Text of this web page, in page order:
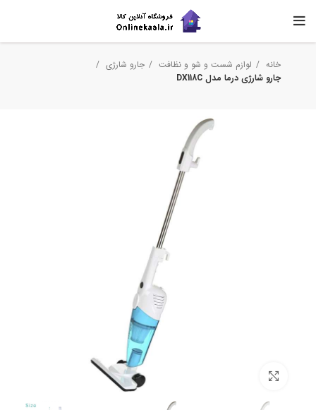
خانه لوازم شست و شو و نظافت
جارو شارژی
جارو شارژی درما مدل DX118C